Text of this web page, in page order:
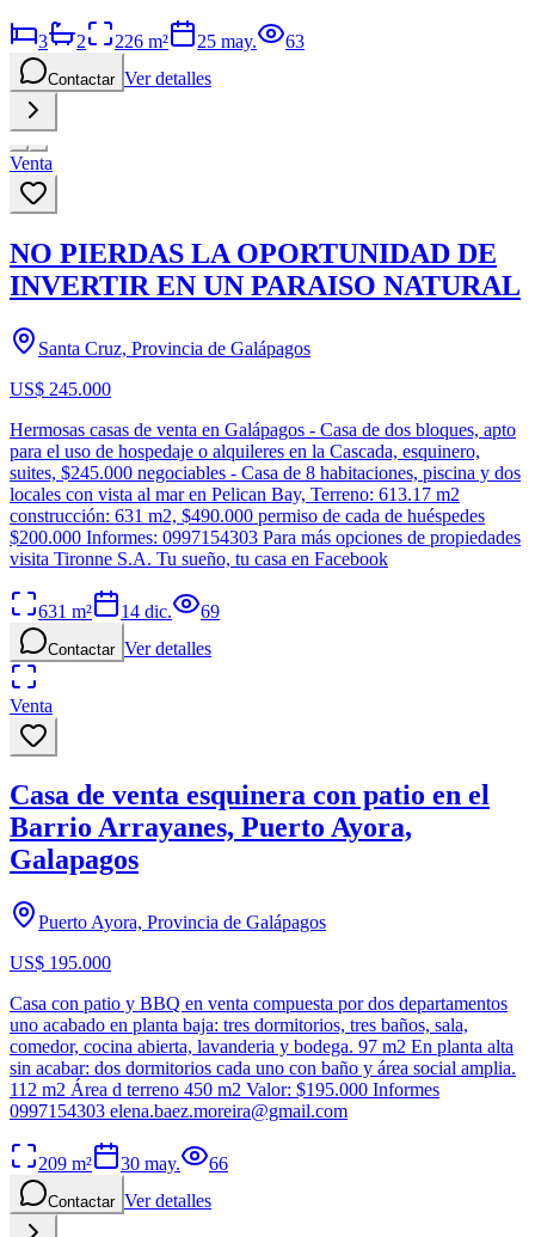
3 2 226 m² 25 may. 63
Contactar Ver detalles
Venta
NO PIERDAS LA OPORTUNIDAD DE
INVERTIR EN UN PARAISO NATURAL
Santa Cruz, Provincia de Galápagos
US$ 245.000
Hermosas casas de venta en Galápagos - Casa de dos bloques, apto
para el uso de hospedaje o alquileres en la Cascada, esquinero,
suites, $245.000 negociables - Casa de 8 habitaciones, piscina y dos
locales con vista al mar en Pelican Bay, Terreno: 613.17 m2
construcción: 631 m2, $490.000 permiso de cada de huéspedes
$200.000 Informes: 0997154303 Para más opciones de propiedades
visita Tironne S.A. Tu sueño, tu casa en Facebook
631 m² 14 dic. 69
Contactar Ver detalles
Venta
Casa de venta esquinera con patio en el
Barrio Arrayanes, Puerto Ayora,
Galapagos
Puerto Ayora, Provincia de Galápagos
US$ 195.000
Casa con patio y BBQ en venta compuesta por dos departamentos
uno acabado en planta baja: tres dormitorios, tres baños, sala,
comedor, cocina abierta, lavanderia y bodega. 97 m2 En planta alta
sin acabar: dos dormitorios cada uno con baño y área social amplia.
112 m2 Área d terreno 450 m2 Valor: $195.000 Informes
0997154303 elena.baez.moreira@gmail.com
209 m² 30 may. 66
Contactar Ver detalles